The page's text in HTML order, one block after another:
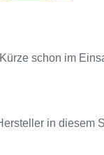
schon im
in diesem